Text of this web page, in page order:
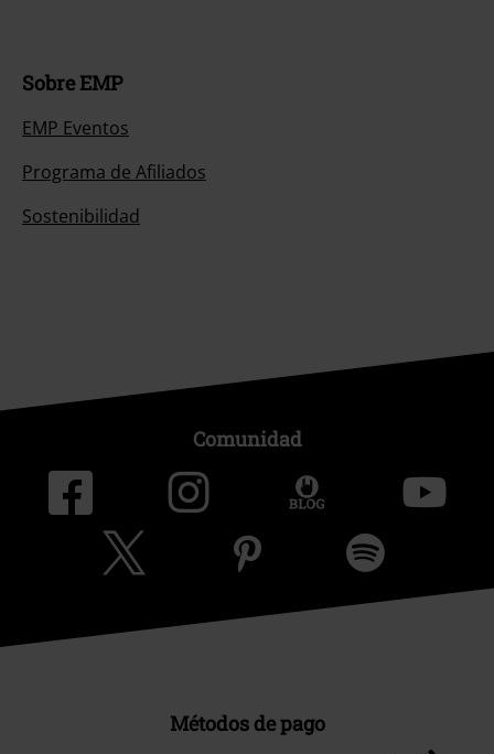
Sobre EMP
EMP Eventos
Programa de Afiliados
Sostenibilidad
Comunidad
Métodos de pago